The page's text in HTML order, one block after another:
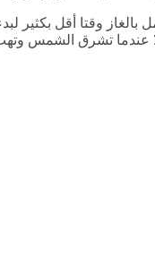
وقتا أقل بكثير
عندما تشرق الشمس